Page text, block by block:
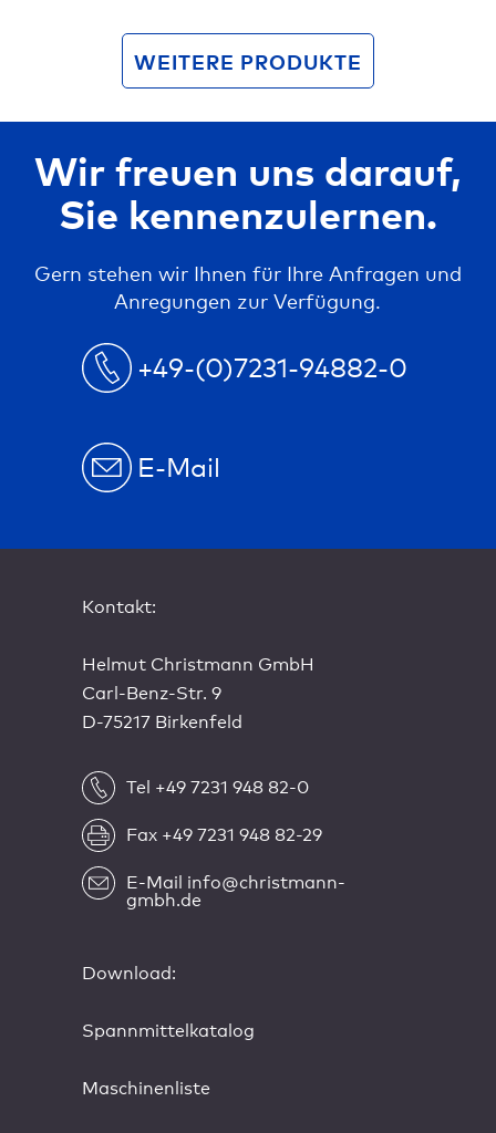
WEITERE PRODUKTE
Wir freuen uns darauf,
Sie kennenzulernen.
Gern stehen wir Ihnen für Ihre Anfragen und
Anregungen zur Verfügung.
+49-(0)7231-94882-0
E-Mail
Kontakt:
Helmut Christmann GmbH
Carl-Benz-Str. 9
D-75217 Birkenfeld
Tel +49 7231 948 82-0
Fax +49 7231 948 82-29
E-Mail info@christmann-
gmbh.de
Download:
Spannmittelkatalog
Maschinenliste